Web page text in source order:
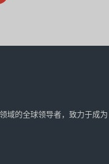
域的全球领导者，致力于成为